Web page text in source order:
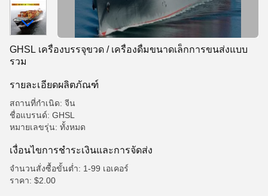
GHSL เครื่องบรรจุขวด / เครื่องดื่มขนาดเล็กการขนส่งแบบ
รวม
รายละเอียดผลิตภัณฑ์
สถานที่กำเนิด: จีน
ชื่อแบรนด์: GHSL
หมายเลขรุ่น: ทั้งหมด
เงื่อนไขการชําระเงินและการจัดส่ง
จำนวนสั่งซื้อขั้นต่ำ: 1-99 เอเคอร์
ราคา: $2.00